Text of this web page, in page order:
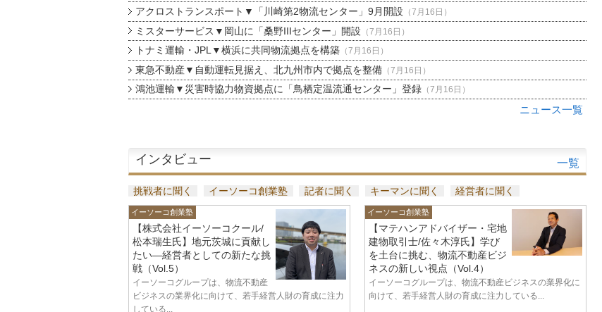
アクロストランスポート▼「川崎第2物流センター」9月開設 （7月16日）
ミスターサービス▼岡山に「桑野IIIセンター」開設 （7月16日）
トナミ運輸・JPL▼横浜に共同物流拠点を構築（7月16日）
東急不動産▼自動運転見据え、北九州市内で拠点を整備（7月16日）
鴻池運輸▼災害時協力物資拠点に「鳥栖定温流通センター」登録（7月16日）
ニュース一覧
インタビュー 一覧
挑戦者に聞く イーソーコ創業塾 記者に聞く キーマンに聞く 経営者に聞く
イーソーコ創業塾
【株式会社イーソーコクール/
松本瑞生氏】地元茨城に貢献し
たい—経営者としての新たな挑
戦（Vol.5）
イーソーコグループは、物流不動産
ビジネスの業界化に向けて、若手経営人財の育成に注力
している...
イーソーコ創業塾
【マテハンアドバイザー・宅地
建物取引士/佐々木淳氏】学び
を土台に挑む、物流不動産ビジ
ネスの新しい視点（Vol.4）
イーソーコグループは、物流不動産ビジネスの業界化に
向けて、若手経営人財の育成に注力している...